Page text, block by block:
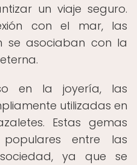
un viaje seguro.
con el mar, las
se asociaban con la
en la joyería, las
utilizadas en
Estas gemas
entre las
ya que se